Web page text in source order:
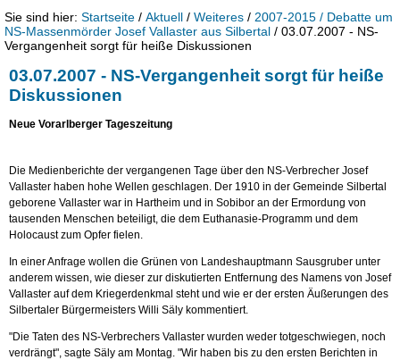
Sie sind hier: Startseite /Aktuell /Weiteres / 2007-2015 / Debatte um
NS-Massenmörder Josef Vallaster aus Silbertal /03.07.2007 - NS-
Vergangenheit sorgt für heiße Diskussionen
03.07.2007 - NS-Vergangenheit sorgt für heiße
Diskussionen
Neue Vorarlberger Tageszeitung
Die Medienberichte der vergangenen Tage über den NS-Verbrecher Josef
Vallaster haben hohe Wellen geschlagen. Der 1910 in der Gemeinde Silbertal
geborene Vallaster war in Hartheim und in Sobibor an der Ermordung von
tausenden Menschen beteiligt, die dem Euthanasie-Programm und dem
Holocaust zum Opfer fielen.
In einer Anfrage wollen die Grünen von Landeshauptmann Sausgruber unter
anderem wissen, wie dieser zur diskutierten Entfernung des Namens von Josef
Vallaster auf dem Kriegerdenkmal steht und wie er der ersten Äußerungen des
Silbertaler Bürgermeisters Willi Säly kommentiert.
"Die Taten des NS-Verbrechers Vallaster wurden weder totgeschwiegen, noch
verdrängt", sagte Säly am Montag. "Wir haben bis zu den ersten Berichten in